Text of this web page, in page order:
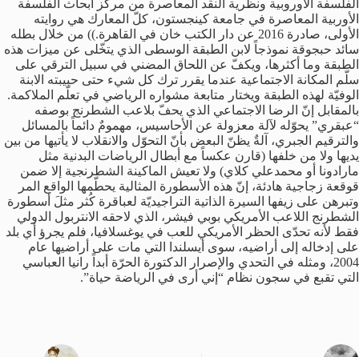
الفلسفة الأوروبية ونظرية النقد المعاصرة من مركز أبحاث الفلسفة
الأوربية المعاصرة في جامعة كينجستون، كلّ المعارك هي روايته
الأولى، صادرة 2016 عن دار الكتب خان في القاهرة.)) من خلال بطله
سائد حبجوقة نموذجاً لابن الطبقة الوسطى الذي يتخّلى عن ميزات هذه
الطبقة وما أكثرها، ويكفّ عن اللحاق المضني في سبيل الترقي على
سلّم المكانة الاجتماعية عندما يقرر ترك كل شيء حتى حبيبته الابنة
الوفيّة لهذه الطبقة ويختار متابعة مشواره الرياضي في تعلّم الملاكمة.
بالمقابل إنّ الرضا الاجتماعي الذي يحفّ بلاعب الشطرنج بوصفه
“عبقري” يحوّله لآلة معزولة عن الأحاسيس، مهمومٌ دائماً بالمسائل
والترقيم الجبري، آلةٌ يظنّ البعض بأنّ التحوّل والانقلاب لا يأتيها من بين
يديها ولا من خلفها (قارن عكساً مع أبطال الرياضات البدنية مثل
مارادونا أو محمدعلي كلاي) ولا تعيش الماكينة الشطرنجية إلا ضمن
قوقعة زجاجية هادئة، إنّ هذه الأسطورة المثالية يحطّمها الواقع المر
وتبرهن على زيفها السيرة الذاتية التراجيديّة لعباقرة كُثر مثلَ أسطورة
الشطرنج اللاعب الأمريكي بوبي فيشر، الذي لاحقه الانتربول الدولي
فقط لأنه تحدّى الحظر الأمريكي للعب في يوغسلافيا، فلم يجرؤ أي بلد
على إدخاله إلى أراضيه، سوى أيسلندا التي مات على أراضيها عام
2004، ومثله في التحدي والإصرار الدكتورة الحرّة أبداً رانيا العباسي
التي تقبع في سجون نظام “إني أرى في الرياضة حياة”.